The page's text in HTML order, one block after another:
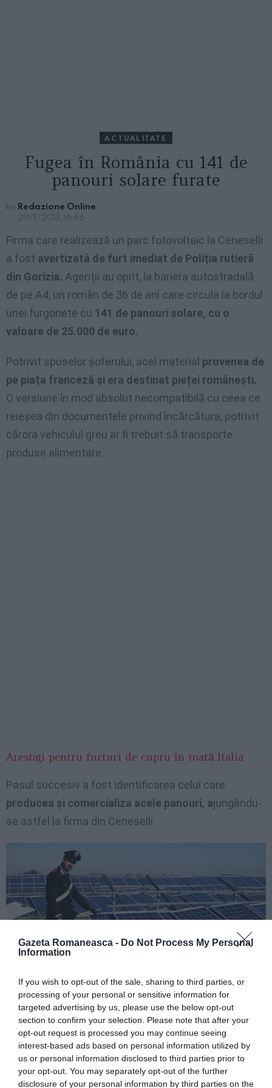
Gazeta Romaneasca - Do Not Process My Personal
Information
If you wish to opt-out of the sale, sharing to third parties, or
processing of your personal or sensitive information for
targeted advertising by us, please use the below opt-out
section to confirm your selection. Please note that after your
opt-out request is processed you may continue seeing
interest-based ads based on personal information utilized by
us or personal information disclosed to third parties prior to
your opt-out. You may separately opt-out of the further
disclosure of your personal information by third parties on the
ACTUALITATE
Fugea în România cu 141 de
panouri solare furate
by Redazione Online
29/11/2013, 16:46
Firma care realizează un parc fotovoltaic la Ceneselli
a fost avertizată de furt imediat de Poliția rutieră
din Gorizia. Agenții au oprit, la bariera autostradală
de pe A4, un român de 36 de ani care circula la bordul
unei furgonete cu 141 de panouri solare, cu o
valoare de 25.000 de euro.
Potrivit spuselor șoferului, acel material provenea de
pe piața franceză și era destinat pieței românești.
O versiune în mod absolut necompatibilă cu ceea ce
reieșea din documentele privind încărcătura, potrivit
cărora vehiculul greu ar fi trebuit să transporte
produse alimentare.
Arestaţi pentru furturi de cupru în toată Italia
Pasul succesiv a fost identificarea celui care
producea și comercializa acele panouri, ajungându-
se astfel la firma din Ceneselli.
See
more
Articolul anterior
Carsoli, taie cauciucurile fostei partenere
și apoi atacă militarii